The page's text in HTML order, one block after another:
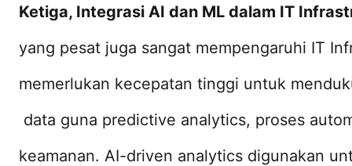
Ketiga, Integrasi AI dan ML dalam IT
yang pesat juga sangat mempengaruhi IT
memerlukan kecepatan tinggi untuk
data guna predictive analytics, proses
keamanan. AI-driven analytics digunakan